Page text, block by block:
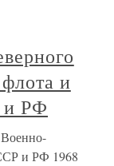
и
РФ
Военно-
и РФ 1968